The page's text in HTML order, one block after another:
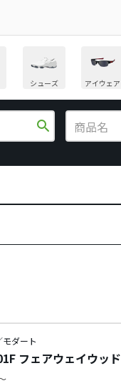
シューズ アイウェア
search
ダート
フェアウェイウッド